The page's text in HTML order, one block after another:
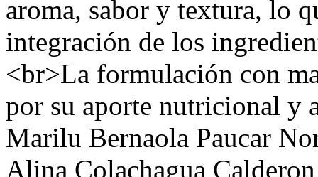
aroma, sabor y textura, lo
integración de los
<br>La formulación con
por su aporte nutricional y
Marilu Bernaola Paucar
Alina Colachagua Calderon